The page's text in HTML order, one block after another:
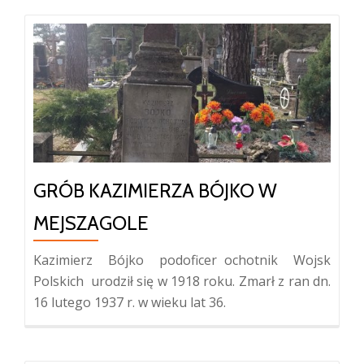
GRÓB KAZIMIERZA BÓJKO W
MEJSZAGOLE
Kazimierz Bójko podoficer ochotnik Wojsk
Polskich urodził się w 1918 roku. Zmarł z ran dn.
16 lutego 1937 r. w wieku lat 36.